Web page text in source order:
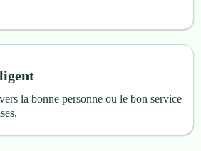
la bonne personne ou le bon service